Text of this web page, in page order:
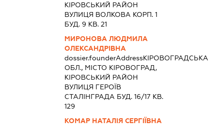
КІРОВСЬКИЙ РАЙОН
ВУЛИЦЯ ВОЛКОВА КОРП. 1
БУД. 9 КВ. 21
МИРОНОВА ЛЮДМИЛА
ОЛЕКСАНДРІВНА
dossier.founderAddressКІРОВОГРАДСЬКА
ОБЛ., МІСТО КІРОВОГРАД,
КІРОВСЬКИЙ РАЙОН
ВУЛИЦЯ ГЕРОЇВ
СТАЛІНГРАДА БУД. 16/17 КВ.
129
КОМАР НАТАЛІЯ СЕРГІЇВНА